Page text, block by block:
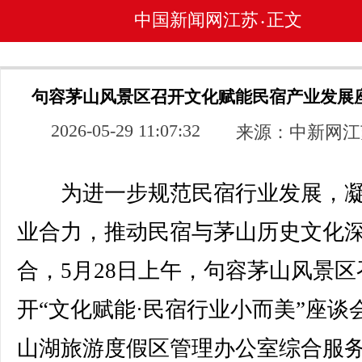
中国新闻网江苏 • 正文
句容茅山风景区召开文化赋能民宿产业发展
2026-05-29 11:07:32 来源：中新网
为进一步规范民宿行业发展，
业合力，推动民宿与茅山历史文化
合，5月28日上午，句容茅山风景区
开“文化赋能·民宿行业小而美”座谈
山湖旅游度假区管理办公室综合服